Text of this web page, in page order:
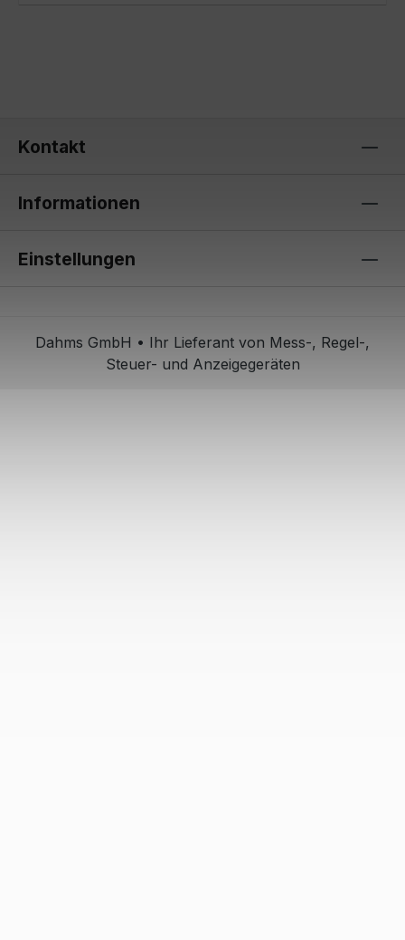
Kontakt
Informationen
Einstellungen
Dahms GmbH • Ihr Lieferant von Mess-, Regel-,
Steuer- und Anzeigegeräten